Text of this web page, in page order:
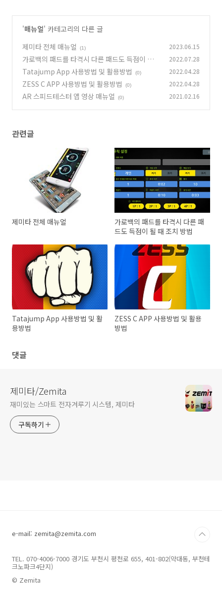
'매뉴얼' 카테고리의 다른 글
제미타 전체 매뉴얼
(1) 2023.06.15
가로백의 패드를 타격시 다른 패드도 득점이 될
때 조치 방법
(0)
2022.07.28
Tatajump App 사용방법 및 활용방법 (0) 2022.04.28
ZESS C APP 사용방법 및 활용방법 (0) 2022.04.28
AR 스피드테스터 앱 영상 매뉴얼 (0) 2021.02.16
관련글
제미타 전체 매뉴얼
가로백의 패드를 타격시 다른 패
드도 득점이 될 때 조치 방법
Tatajump App 사용방법 및 활
용방법
ZESS C APP 사용방법 및 활용
방법
댓글
제미타/Zemita
재미있는 스마트 전자겨루기 시스템, 제미타
구독하기
e-mail: zemita@zemita.com
TEL. 070-4006-7000 경기도 부천시 평천로 655, 401-802(약대동, 부천테
크노파크4단지)
© Zemita